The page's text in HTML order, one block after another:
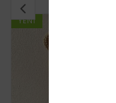
YENI